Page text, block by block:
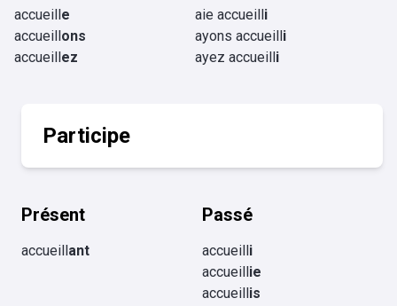
accueille
accueillons
accueillez
aie accueilli
ayons accueilli
ayez accueilli
Participe
Présent
accueillant
Passé
accueilli
accueillie
accueillis